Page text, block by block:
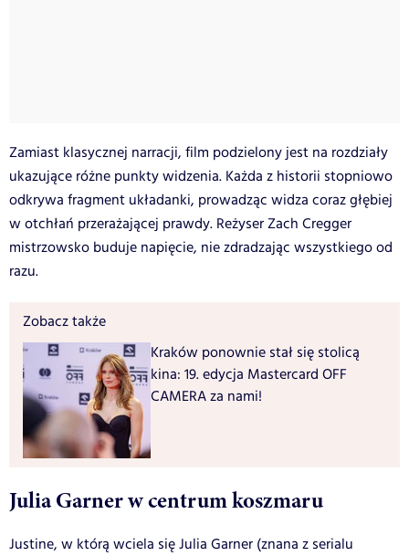
Zamiast klasycznej narracji, film podzielony jest na rozdziały
ukazujące różne punkty widzenia. Każda z historii stopniowo
odkrywa fragment układanki, prowadząc widza coraz głębiej
w otchłań przerażającej prawdy. Reżyser Zach Cregger
mistrzowsko buduje napięcie, nie zdradzając wszystkiego od
razu.
Zobacz także
Kraków ponownie stał się stolicą
kina: 19. edycja Mastercard OFF
CAMERA za nami!
Julia Garner w centrum koszmaru
Justine, w którą wciela się Julia Garner (znana z serialu